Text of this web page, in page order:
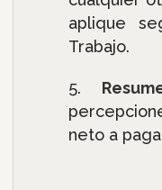
aplique
Trabajo.
neto a